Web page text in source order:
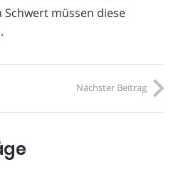
müssen diese
Nächster Beitrag